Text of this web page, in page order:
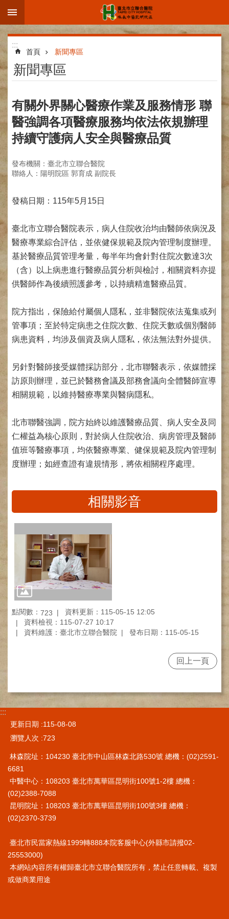
跳到主要內容區塊
進
階
搜
尋
院
區
介
部
介
網
路
掛
號
就
南
臺
灣
醫
國
際
交
訓
練
中
心
檢
中
心
(Health
Management
Center)
基
範
圍
交
通
資
訊
院
區
特
色
醫
師
簡
介
:::
首頁 新聞專區
新聞專區
有關外界關心醫療作業及服務情形 聯
醫強調各項醫療服務均依法依規辦理
持續守護病人安全與醫療品質
發布機關：臺北市立聯合醫院
聯絡人：陽明院區 郭育成 副院長
發稿日期：115年5月15日
臺北市立聯合醫院表示，病人住院收治均由醫師依病況及
醫療專業綜合評估，並依健保規範及院內管理制度辦理。
基於醫療品質管理考量，每半年均會針對住院次數達3次
（含）以上病患進行醫療品質分析與檢討，相關資料亦提
供醫師作為後續照護參考，以持續精進醫療品質。
院方指出，保險給付屬個人隱私，並非醫院依法蒐集或列
管事項；至於特定病患之住院次數、住院天數或個別醫師
病患資料，均涉及個資及病人隱私，依法無法對外提供。
另針對醫師接受媒體採訪部分，北市聯醫表示，依媒體採
訪原則辦理，並已於醫務會議及部務會議向全體醫師宣導
相關規範，以維持醫療專業與醫病隱私。
北市聯醫強調，院方始終以維護醫療品質、病人安全及同
仁權益為核心原則，對於病人住院收治、病房管理及醫師
值班等醫療事項，均依醫療專業、健保規範及院內管理制
度辦理；如經查證有違規情形，將依相關程序處理。
相關影音
點閱數： 723
資料更新：115-05-15 12:05
資料檢視：115-07-27 10:17
資料維護：臺北市立聯合醫院
發布日期：115-05-15
回上一頁
:::
更新日期
115-08-08
瀏覽人次 723
林森院址：104230 臺北市中山區林森北路530號 總機：(02)2591-
6681
中醫中心：108203 臺北市萬華區昆明街100號1-2樓 總機：
(02)2388-7088
昆明院址：108203 臺北市萬華區昆明街100號3樓 總機：
(02)2370-3739
臺北市民當家熱線1999轉888本院客服中心(外縣市請撥02-
25553000)
本網站內容所有權歸臺北市立聯合醫院所有，禁止任意轉載、複製
或做商業用途